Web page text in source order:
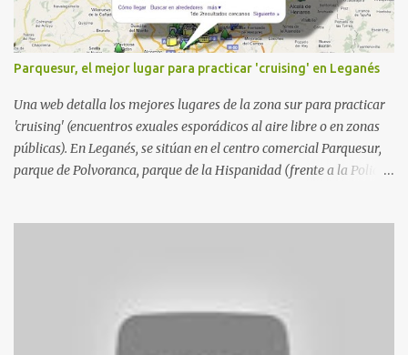
Parquesur, el mejor lugar para practicar 'cruising' en Leganés
Una web detalla los mejores lugares de la zona sur para practicar
'cruising' (encuentros exuales esporádicos al aire libre o en zonas
públicas). En Leganés, se sitúan en el centro comercial Parquesur,
parque de Polvoranca, parque de la Hispanidad (frente a la Policía
estadio municipal de Butarque) y caminos entre el estadio y Plaza
Nueva. Otro lugar: Escombrera de Polvoranca, entre Leganés y